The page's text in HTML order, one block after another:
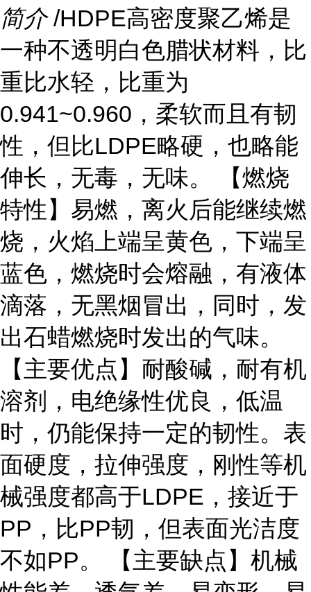
简介 /HDPE高密度聚乙烯是
一种不透明白色腊状材料，比
重比水轻，比重为
0.941~0.960，柔软而且有韧
性，但比LDPE略硬，也略能
伸长，无毒，无味。 【燃烧
特性】易燃，离火后能继续燃
烧，火焰上端呈黄色，下端呈
蓝色，燃烧时会熔融，有液体
滴落，无黑烟冒出，同时，发
出石蜡燃烧时发出的气味。
【主要优点】耐酸碱，耐有机
溶剂，电绝缘性优良，低温
时，仍能保持一定的韧性。表
面硬度，拉伸强度，刚性等机
械强度都高于LDPE，接近于
PP，比PP韧，但表面光洁度
不如PP。 【主要缺点】机械